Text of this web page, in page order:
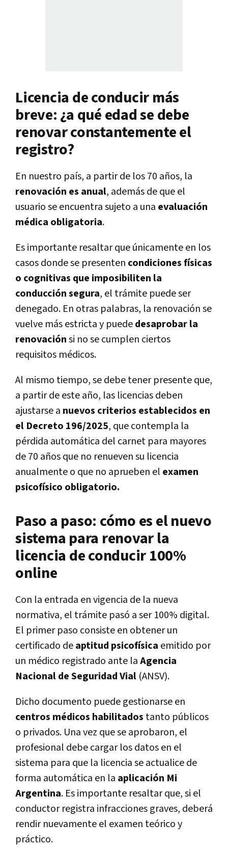
Licencia de conducir más
breve: ¿a qué edad se debe
renovar constantemente el
registro?
En nuestro país, a partir de los 70 años, la
renovación es anual, además de que el
usuario se encuentra sujeto a una evaluación
médica obligatoria.
Es importante resaltar que únicamente en los
casos donde se presenten condiciones físicas
o cognitivas que imposibiliten la
conducción segura, el trámite puede ser
denegado. En otras palabras, la renovación se
vuelve más estricta y puededesaprobar la
renovaciónsi no se cumplen ciertos
requisitos médicos.
Al mismo tiempo, se debe tener presente que,
a partir de este año, las licencias deben
ajustarse a nuevos criterios establecidos en
el Decreto 196/2025, que contempla la
pérdida automática del carnet para mayores
de 70 años que no renueven su licencia
anualmente o que no aprueben el examen
psicofísico obligatorio.
Paso a paso: cómo es el nuevo
sistema para renovar la
licencia de conducir 100%
online
Con la entrada en vigencia de la nueva
normativa, el trámite pasó a ser 100% digital.
El primer paso consiste en obtener un
certificado deaptitud psicofísica emitido por
un médico registrado ante laAgencia
Nacional de Seguridad Vial (ANSV).
Dicho documento puede gestionarse en
centros médicos habilitados tanto públicos
o privados. Una vez que se aprobaron, el
profesional debe cargar los datos en el
sistema para que la licencia se actualice de
forma automática en la aplicación Mi
Argentina. Es importante resaltar que, si el
conductor registra infracciones graves, deberá
rendir nuevamente el examen teórico y
práctico.